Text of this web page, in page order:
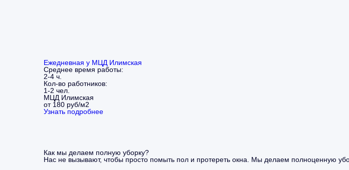
Ежедневная у МЦД Илимская
Среднее время работы:
2-4 ч.
Кол-во работников:
1-2 чел.
МЦД Илимская
от 180 руб/м2
Узнать подробнее
Как мы делаем полную уборку?
Нас не вызывают, чтобы просто помыть пол и протереть окна. Мы делаем полноценную